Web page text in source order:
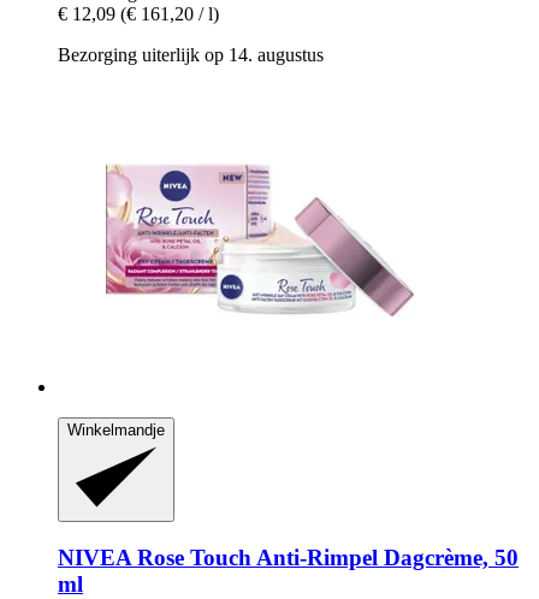
€ 12,09 (€ 161,20 / l)
Bezorging uiterlijk op 14. augustus
Winkelmandje
NIVEA Rose Touch Anti-​Rimpel Dagcrème, 50
ml